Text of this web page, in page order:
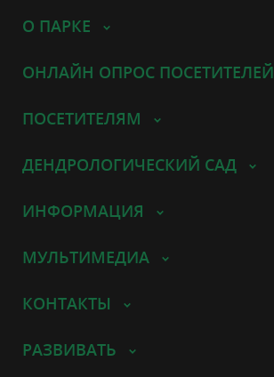
О ПАРКЕ
ОНЛАЙН ОПРОС ПОСЕТИТЕЛЕЙ
ПОСЕТИТЕЛЯМ
ДЕНДРОЛОГИЧЕСКИЙ САД
ИНФОРМАЦИЯ
МУЛЬТИМЕДИА
КОНТАКТЫ
РАЗВИВАТЬ